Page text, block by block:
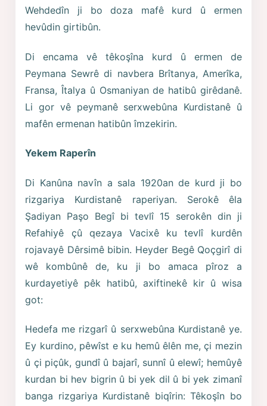
Wehdedîn ji bo doza mafê kurd û ermen
hevûdin girtibûn.
Di encama vê têkoşîna kurd û ermen de
Peymana Sewrê di navbera Brîtanya, Amerîka,
Fransa, Îtalya û Osmaniyan de hatibû girêdanê.
Li gor vê peymanê serxwebûna Kurdistanê û
mafên ermenan hatibûn îmzekirin.
Yekem Raperîn
Di Kanûna navîn a sala 1920an de kurd ji bo
rizgariya Kurdistanê raperiyan. Serokê êla
Şadiyan Paşo Begî bi tevlî 15 serokên din ji
Refahiyê çû qezaya Vacixê ku tevlî kurdên
rojavayê Dêrsimê bibin. Heyder Begê Qoçgirî di
wê kombûnê de, ku ji bo amaca pîroz a
kurdayetiyê pêk hatibû, axiftinekê kir û wisa
got:
Hedefa me rizgarî û serxwebûna Kurdistanê ye.
Ey kurdino, pêwîst e ku hemû êlên me, çi mezin
û çi piçûk, gundî û bajarî, sunnî û elewî; hemûyê
kurdan bi hev bigrin û bi yek dil û bi yek zimanî
banga rizgariya Kurdistanê biqîrin: Têkoşîn bo